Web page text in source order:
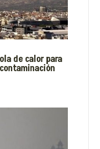
de calor para